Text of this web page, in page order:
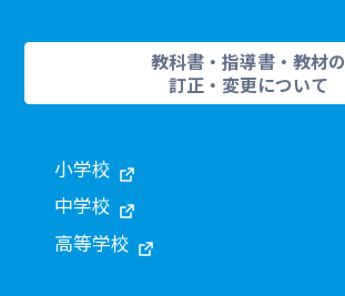
教科書・指導書・教材の
訂正・変更について
小学校
中学校
高等学校